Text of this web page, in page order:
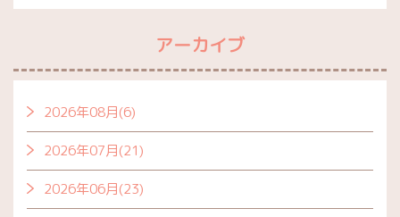
アーカイブ
2026年08月(6)
2026年07月(21)
2026年06月(23)